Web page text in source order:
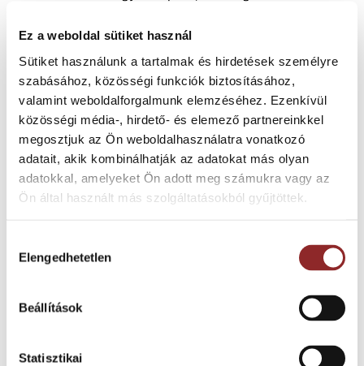
Ez a weboldal sütiket használ
Sütiket használunk a tartalmak és hirdetések személyre
szabásához, közösségi funkciók biztosításához,
valamint weboldalforgalmunk elemzéséhez. Ezenkívül
közösségi média-, hirdető- és elemező partnereinkkel
megosztjuk az Ön weboldalhasználatra vonatkozó
adatait, akik kombinálhatják az adatokat más olyan
adatokkal, amelyeket Ön adott meg számukra vagy az
Ön által használt más szolgáltatásokból gyűjtöttek.
kiválasztása
Elengedhetetlen
Beállítások
Statisztikai
területekre, főként közületi intézmények, irodák
számára fejlesztettek. A 10 színárnyalatot felvonultató,
szemcsés mintázatú, 4 méteres tekercsben is elérhető
burkolat nagy terekben történő installációjához ideális.
A kollekció több, mint fele magas fényvisszaverő
képességű, ezért ideális kevés természetes fénnyel
rendelkező helyiségekbe.
Alapanyag: 100% PVC
Koptató réteg: HyperGuard PUR poliuretán